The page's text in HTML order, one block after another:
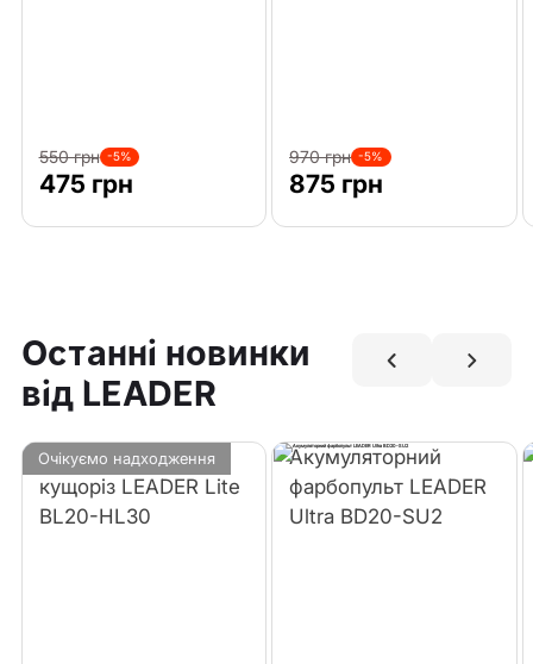
550 грн -5%
475 грн
970 грн -5%
875 грн
Останні новинки
від LEADER
Очікуємо надходження
Акумуляторний
кущоріз LEADER Lite
BL20-HL30
Акумуляторний
фарбопульт LEADER
Ultra BD20-SU2